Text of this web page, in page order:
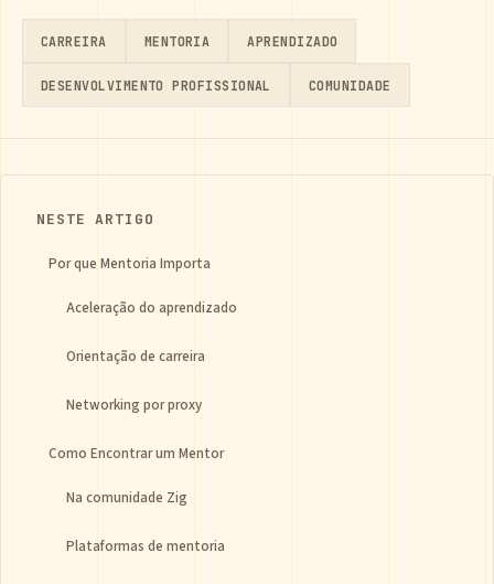
CARREIRA MENTORIA APRENDIZADO
DESENVOLVIMENTO PROFISSIONAL COMUNIDADE
NESTE ARTIGO
Por que Mentoria Importa
Aceleração do aprendizado
Orientação de carreira
Networking por proxy
Como Encontrar um Mentor
Na comunidade Zig
Plataformas de mentoria